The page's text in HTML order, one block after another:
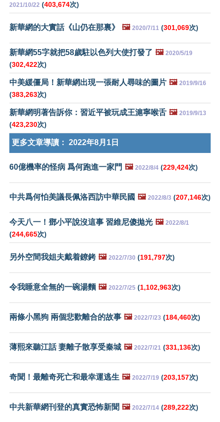
2021/10/22 (403,674次)
新華網的大實話《山仍在那裏》 🖼️ 2020/7/11 (301,069次)
新華網55字就把58歲駐以色列大使打發了 🖼️ 2020/5/19
(302,422次)
中美緩僵局！新華網出現一張耐人尋味的圖片 🖼️ 2019/9/16
(383,263次)
新華網明著告訴你：習近平被玩成王滬寧喉舌 🖼️ 2019/9/13
(423,230次)
更多文章導讀： 2022年8月1日
60億機率的怪病 爲何跑進一家門 🖼️ 2022/8/4 (229,424次)
中共爲何怕美議長佩洛西訪中華民國 🖼️ 2022/8/3 (207,146次)
今天八一！鄧小平說沒這事 習維尼傻拋光 🖼️ 2022/8/1
(244,665次)
另外空間我姐夫戴着鐐銬 🖼️ 2022/7/30 (191,797次)
令我睡意全無的一碗湯麵 🖼️ 2022/7/25 (1,102,963次)
兩條小黑狗 兩個悲歡離合的故事 🖼️ 2022/7/23 (184,460次)
薄熙來聽江話 妻離子散享受秦城 🖼️ 2022/7/21 (331,136次)
奇聞！最離奇死亡和最幸運逃生 🖼️ 2022/7/19 (203,157次)
中共新華網刊登的真實恐怖新聞 🖼️ 2022/7/14 (289,222次)